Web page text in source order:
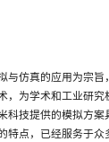
与仿真的应用为宗
，为学术和工业研
科技提供的模拟方
特点，已经服务于众